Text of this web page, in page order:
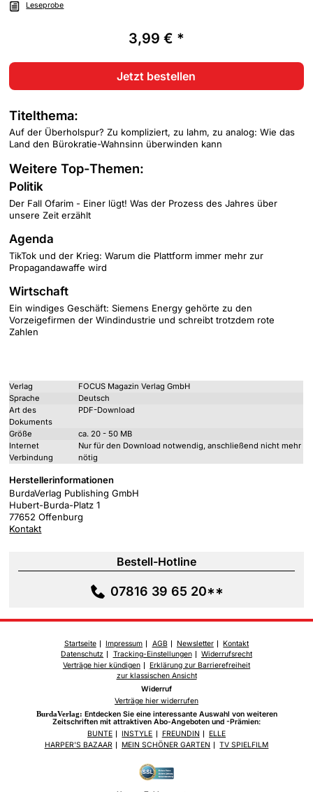
Leseprobe
3,99 € *
Jetzt bestellen
Titelthema:
Auf der Überholspur? Zu kompliziert, zu lahm, zu analog: Wie das
Land den Bürokratie-Wahnsinn überwinden kann
Weitere Top-Themen:
Politik
Der Fall Ofarim - Einer lügt! Was der Prozess des Jahres über
unsere Zeit erzählt
Agenda
TikTok und der Krieg: Warum die Plattform immer mehr zur
Propagandawaffe wird
Wirtschaft
Ein windiges Geschäft: Siemens Energy gehörte zu den
Vorzeigefirmen der Windindustrie und schreibt trotzdem rote
Zahlen
Verlag
FOCUS Magazin Verlag GmbH
Sprache
Deutsch
Art des
Dokuments
PDF-Download
Größe
ca. 20 - 50 MB
Internet
Verbindung
Nur für den Download notwendig, anschließend nicht mehr
nötig
Herstellerinformationen
BurdaVerlag Publishing GmbH
Hubert-Burda-Platz 1
77652 Offenburg
Kontakt
Bestell-Hotline
07816 39 65 20**
Startseite Impressum AGB Newsletter
Kontakt
Datenschutz
Tracking-Einstellungen
Widerrufsrecht
Verträge hier kündigen
Erklärung zur Barrierefreiheit
zur klassischen Ansicht
Widerruf
Verträge hier widerrufen
BurdaVerlag: Entdecken Sie eine interessante Auswahl von weiteren
Zeitschriften mit attraktiven Abo-Angeboten und -Prämien:
BUNTE
INSTYLE FREUNDIN
ELLE
HARPER'S BAZAAR
MEIN SCHÖNER GARTEN TV SPIELFILM